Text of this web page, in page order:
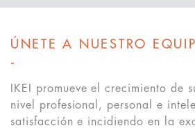
ÚNETE A NUESTRO
-
IKEI promueve el crecimiento de
nivel profesional, personal e
satisfacción e incidiendo en la